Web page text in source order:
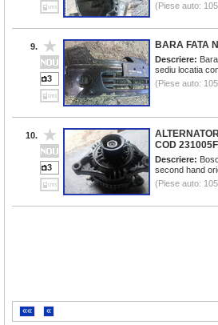
(Piese auto:
9.
3
BARA FATA
Descriere:
sediu locatia
(Piese auto:
10.
3
COD
Descriere:
second hand
(Piese auto:
«« «